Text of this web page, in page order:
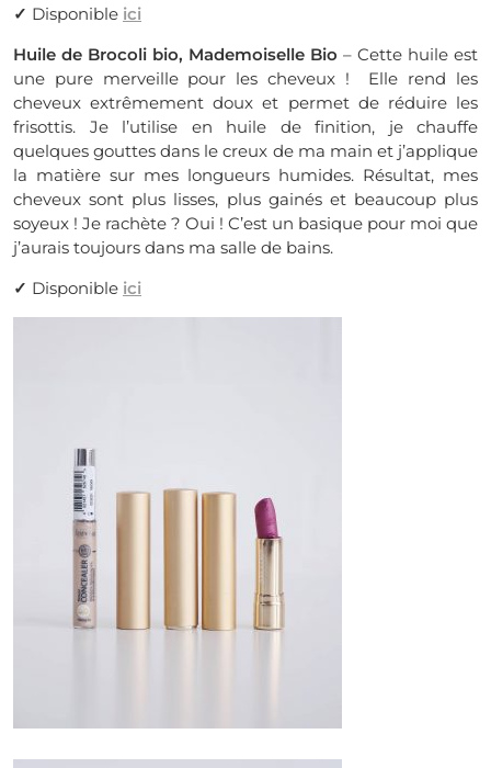
✓ Disponible ici
Huile de Brocoli bio, Mademoiselle Bio – Cette huile est
une pure merveille pour les cheveux ! Elle rend les
cheveux extrêmement doux et permet de réduire les
frisottis. Je l’utilise en huile de finition, je chauffe
quelques gouttes dans le creux de ma main et j’applique
la matière sur mes longueurs humides. Résultat, mes
cheveux sont plus lisses, plus gainés et beaucoup plus
soyeux ! Je rachète ? Oui ! C’est un basique pour moi que
j’aurais toujours dans ma salle de bains.
✓ Disponible ici